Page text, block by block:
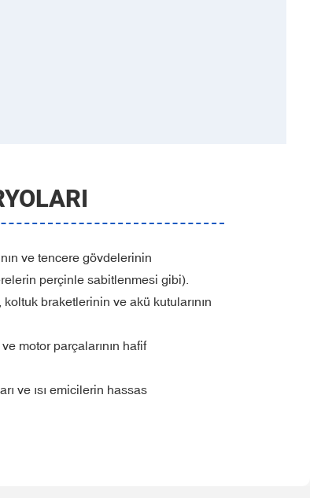
ve tencere gövdelerinin
perçinle sabitlenmesi gibi).
braketlerinin ve akü kutularının
motor parçalarının hafif
ve ısı emicilerin hassas